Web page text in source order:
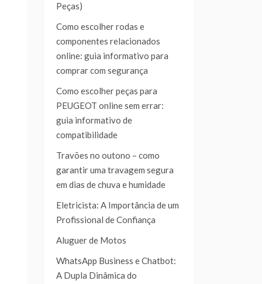
Peças)
Como escolher rodas e
componentes relacionados
online: guia informativo para
comprar com segurança
Como escolher peças para
PEUGEOT online sem errar:
guia informativo de
compatibilidade
Travões no outono – como
garantir uma travagem segura
em dias de chuva e humidade
Eletricista: A Importância de um
Profissional de Confiança
Aluguer de Motos
WhatsApp Business e Chatbot:
A Dupla Dinâmica do